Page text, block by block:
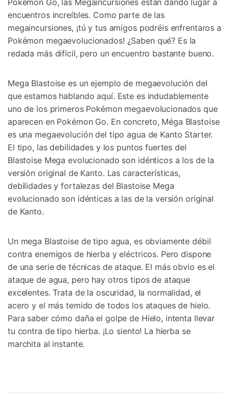
Pokémon Go, las Megaincursiones están dando lugar a
encuentros increíbles. Como parte de las
megaincursiones, ¡tú y tus amigos podréis enfrentaros a
Pokémon megaevolucionados! ¿Saben qué? Es la
redada más difícil, pero un encuentro bastante bueno.
Mega Blastoise es un ejemplo de megaevolución del
que estamos hablando aquí. Este es indudablemente
uno de los primeros Pokémon megaevolucionados que
aparecen en Pokémon Go. En concreto, Méga Blastoise
es una megaevolución del tipo agua de Kanto Starter.
El tipo, las debilidades y los puntos fuertes del
Blastoise Mega evolucionado son idénticos a los de la
versión original de Kanto. Las características,
debilidades y fortalezas del Blastoise Mega
evolucionado son idénticas a las de la versión original
de Kanto.
Un mega Blastoise de tipo agua, es obviamente débil
contra enemigos de hierba y eléctricos. Pero dispone
de una serie de técnicas de ataque. El más obvio es el
ataque de agua, pero hay otros tipos de ataque
excelentes. Trata de la oscuridad, la normalidad, el
acero y el más temido de todos los ataques de hielo.
Para saber cómo daña el golpe de Hielo, intenta llevar
tu contra de tipo hierba. ¡Lo siento! La hierba se
marchita al instante.